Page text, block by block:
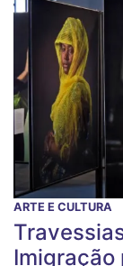
ARTE E CULTURA
Imigração